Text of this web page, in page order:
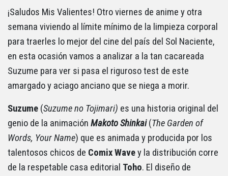
¡Saludos Mis Valientes! Otro viernes de anime y otra
semana viviendo al límite mínimo de la limpieza corporal
para traerles lo mejor del cine del país del Sol Naciente,
en esta ocasión vamos a analizar a la tan cacareada
Suzume para ver si pasa el riguroso test de este
amargado y aciago anciano que se niega a morir.
Suzume (Suzume no Tojimari) es una historia original del
genio de la animación Makoto Shinkai(The Garden of
Words, Your Name) que es animada y producida por los
talentosos chicos de Comix Wavey la distribución corre
de la respetable casa editorial Toho. El diseño de